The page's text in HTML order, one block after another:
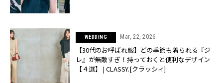
WEDDING Mar, 22, 2026
【30代のお呼ばれ服】どの季節も着られる『ジ
レ』が無敵すぎ！持っておくと便利なデザイン
【４選】 | CLASSY.[クラッシィ]